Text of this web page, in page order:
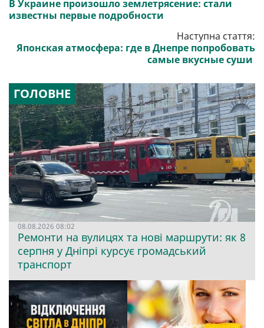
В Украине произошло землетрясение: стали
известны первые подробности
Наступна стаття:
Японская атмосфера: где в Днепре попробовать
самые вкусные суши
ГОЛОВНЕ
08.08.2026 08:02
Ремонти на вулицях та нові маршрути: як 8
серпня у Дніпрі курсує громадський
транспорт